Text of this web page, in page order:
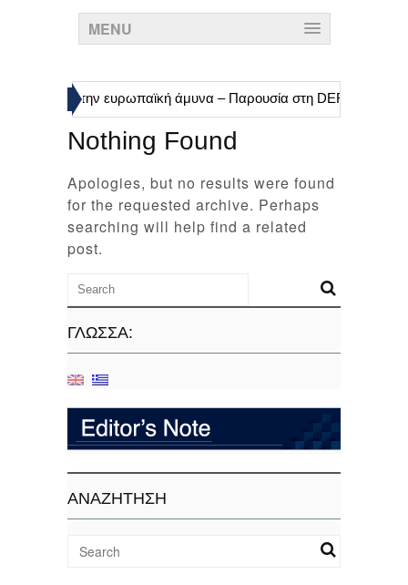
MENU
για την ευρωπαϊκή άμυνα – Παρουσία στη DEFEA
Nothing Found
Apologies, but no results were found
for the requested archive. Perhaps
searching will help find a related
post.
ΓΛΏΣΣΑ:
ΑΝΑΖΗΤΗΣΗ